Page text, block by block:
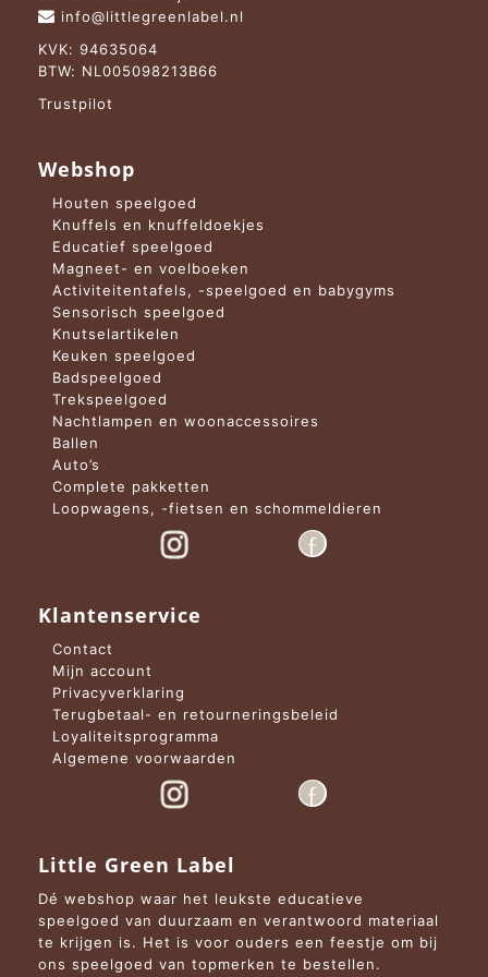
info@littlegreenlabel.nl
KVK: 94635064
BTW: NL005098213B66
Trustpilot
Webshop
Houten speelgoed
Knuffels en knuffeldoekjes
Educatief speelgoed
Magneet- en voelboeken
Activiteitentafels, -speelgoed en babygyms
Sensorisch speelgoed
Knutselartikelen
Keuken speelgoed
Badspeelgoed
Trekspeelgoed
Nachtlampen en woonaccessoires
Ballen
Auto’s
Complete pakketten
Loopwagens, -fietsen en schommeldieren
Klantenservice
Contact
Mijn account
Privacyverklaring
Terugbetaal- en retourneringsbeleid
Loyaliteitsprogramma
Algemene voorwaarden
Little Green Label
Dé webshop waar het leukste educatieve
speelgoed van duurzaam en verantwoord materiaal
te krijgen is. Het is voor ouders een feestje om bij
ons speelgoed van topmerken te bestellen.